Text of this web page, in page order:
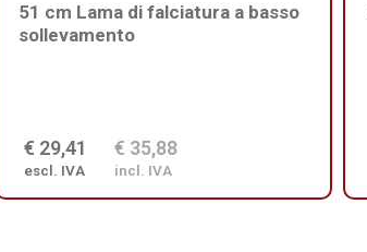
51 cm Lama di falciatura a basso
sollevamento
€ 29,41
escl. IVA
€ 35,88
incl. IVA